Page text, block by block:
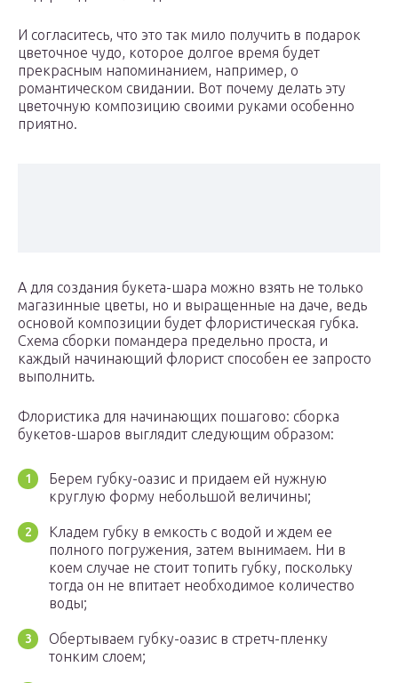
И согласитесь, что это так мило получить в подарок
цветочное чудо, которое долгое время будет
прекрасным напоминанием, например, о
романтическом свидании. Вот почему делать эту
цветочную композицию своими руками особенно
приятно.
А для создания букета-шара можно взять не только
магазинные цветы, но и выращенные на даче, ведь
основой композиции будет флористическая губка.
Схема сборки помандера предельно проста, и
каждый начинающий флорист способен ее запросто
выполнить.
Флористика для начинающих пошагово: сборка
букетов-шаров выглядит следующим образом:
Берем губку-оазис и придаем ей нужную
круглую форму небольшой величины;
Кладем губку в емкость с водой и ждем ее
полного погружения, затем вынимаем. Ни в
коем случае не стоит топить губку, поскольку
тогда он не впитает необходимое количество
воды;
Обертываем губку-оазис в стретч-пленку
тонким слоем;